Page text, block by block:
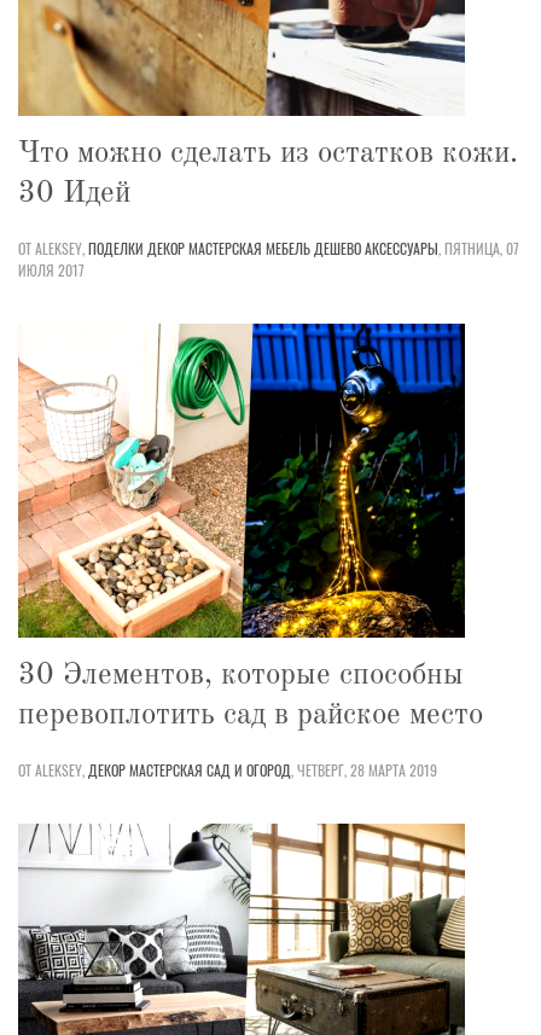
Что можно сделать из остатков кожи.
30 Идей
ОТ ALEKSEY,ПОДЕЛКИ ДЕКОРМАСТЕРСКАЯ МЕБЕЛЬ ДЕШЕВОАКСЕССУАРЫ,ПЯТНИЦА, 07
ИЮЛЯ 2017
30 Элементов, которые способны
перевоплотить сад в райское место
ОТ ALEKSEY, ДЕКОРМАСТЕРСКАЯ САД И ОГОРОД,ЧЕТВЕРГ, 28 МАРТА 2019